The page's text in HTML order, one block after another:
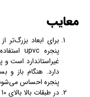
معایب
غیراستاندارد است
دارد. هنگام باز و
پنجره احساس